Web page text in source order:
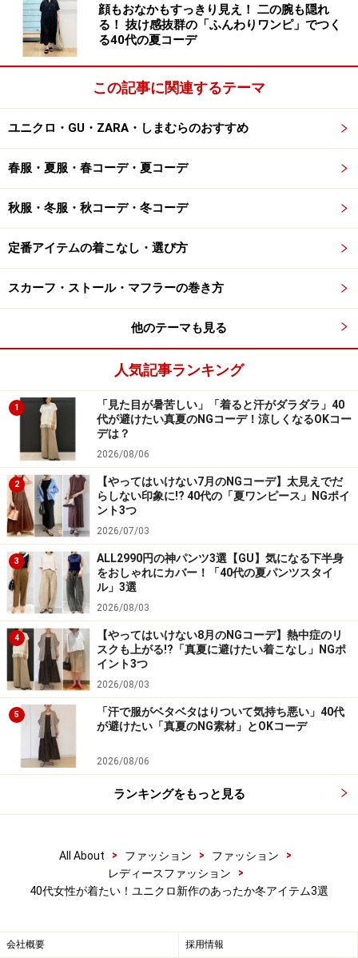
ジップアップのデザインだとスポーティーに見えやすい
ですが、写真のようなコート風のデザインだと、よりき
れいめな印象で着られるのが大人向けなポイント。外で
も家でも着やすく、ワンマイルウエアにもぴったり。
2990円というプチプラも魅力です。
あえてXLサイズを取り入れて着丈も長めに 出典：StyleHint
ズを選べば、着丈も長めになるのでお好みに合わせて選
んでみて。とにかく軽くて暖かく、ついつい手が伸びて
しまいそうなアイテムです。
ユニクロ ヒートテックスマートスリムストレートパンツ
3990円（税込）
「ヒートテックスマートスリムストレートパンツ」は働
く女性にもぴったりのセンタープレス入りきれいめパン
ツです。2WAYストレッチ素材を使用していてはき心地
も抜群。その上、ヒートテック機能が付いていて、発
熱、保温効果があるので、冷えやすい下半身をしっかり
暖めてくれます。
センタープレス入りできちんと感もありつつヒートテック素
材で暖かい 出典：StyleHint
カラバリは5色。中でも写真のブラウンは上品な発色
です。ウールライク素材で高見えするので、オンオフで
ムスですよ。
※商品の在庫状況は日々刻々と変わるため、紹介アイテ
了承くださいませ。
顔もおなかもすっきり見え！ 二の腕も隠れ
る！ 抜け感抜群の「ふんわりワンピ」でつく
る40代の夏コーデ
この記事に関連するテーマ
ユニクロ・GU・ZARA・しまむらのおすすめ
春服・夏服・春コーデ・夏コーデ
秋服・冬服・秋コーデ・冬コーデ
定番アイテムの着こなし・選び方
スカーフ・ストール・マフラーの巻き方
他のテーマも見る
人気記事ランキング
1
「見た目が暑苦しい」「着ると汗がダラダラ」40
代が避けたい真夏のNGコーデ！涼しくなるOKコー
デは？
2026/08/06
2
【やってはいけない7月のNGコーデ】太見えでだ
らしない印象に!? 40代の「夏ワンピース」NGポイ
ント3つ
2026/07/03
3
ALL2990円の神パンツ3選【GU】気になる下半身
をおしゃれにカバー！「40代の夏パンツスタイ
ル」3選
2026/08/03
4
【やってはいけない8月のNGコーデ】熱中症のリ
スクも上がる!?「真夏に避けたい着こなし」NGポ
イント3つ
2026/08/03
5
「汗で服がベタベタはりついて気持ち悪い」40代
が避けたい「真夏のNG素材」とOKコーデ
2026/08/06
ランキングをもっと見る
All About > ファッション > ファッション
>
レディースファッション
>
40代女性が着たい！ユニクロ新作のあったか冬アイテム3選
会社概要 採用情報